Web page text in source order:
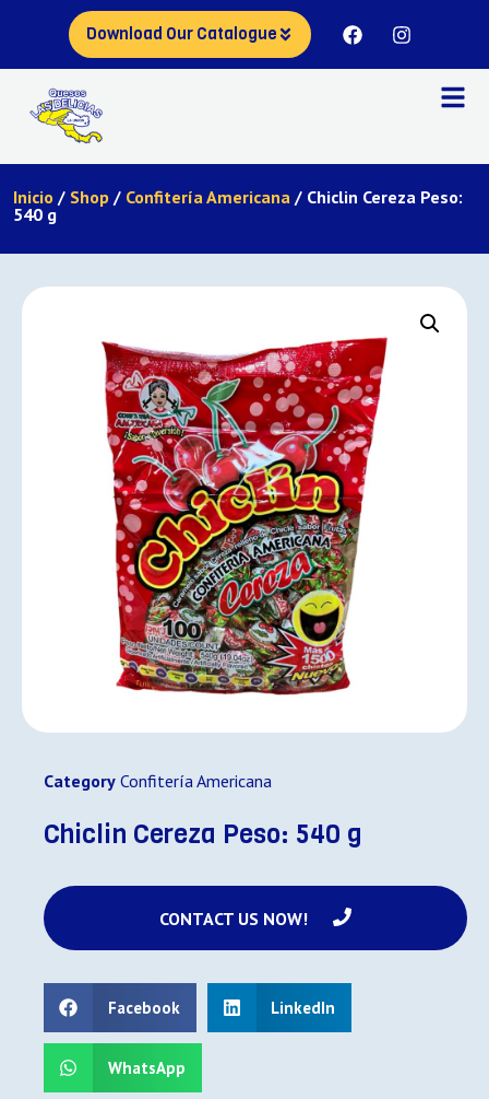
Download Our Catalogue
Inicio / Shop / Confitería Americana / Chiclin Cereza Peso:
540 g
Category Confitería Americana
Chiclin Cereza Peso: 540 g
CONTACT US NOW!
Facebook LinkedIn
WhatsApp